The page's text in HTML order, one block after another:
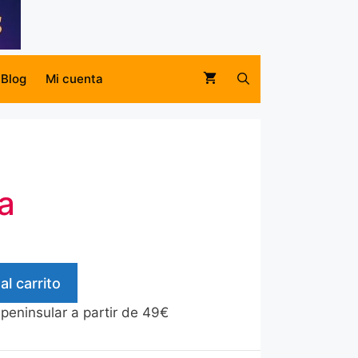
Blog Mi cuenta
carrito
a partir de 49€